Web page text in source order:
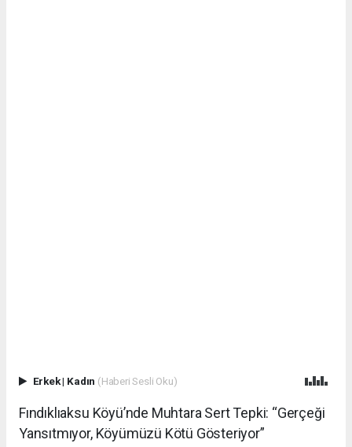
Erkek| Kadın (Haberi Sesli Oku)
Fındıklıaksu Köyü’nde Muhtara Sert Tepki: “Gerçeği
Yansıtmıyor, Köyümüzü Kötü Gösteriyor”